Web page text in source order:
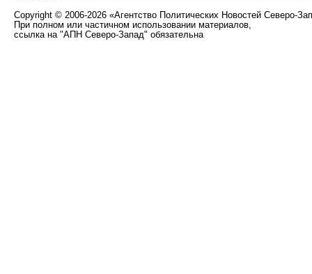
Copyright © 2006-2026 «Агентство Политических Новостей Северо-
При полном или частичном использовании материалов,
ссылка на "АПН Северо-Запад" обязательна